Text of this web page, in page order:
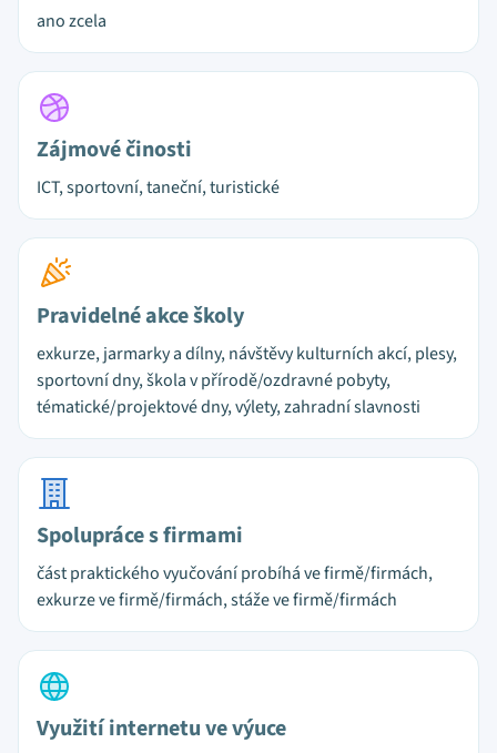
ano zcela
Zájmové činosti
ICT, sportovní, taneční, turistické
Pravidelné akce školy
exkurze, jarmarky a dílny, návštěvy kulturních akcí, plesy,
sportovní dny, škola v přírodě/ozdravné pobyty,
tématické/projektové dny, výlety, zahradní slavnosti
Spolupráce s firmami
část praktického vyučování probíhá ve firmě/firmách,
exkurze ve firmě/firmách, stáže ve firmě/firmách
Využití internetu ve výuce